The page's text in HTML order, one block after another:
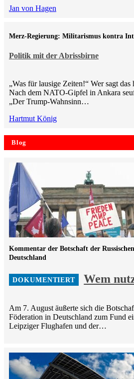
Jan von Hagen
Politik mit der Abrissbirne
Merz-Regierung: Militarismus kontra
„Was für lausige Zeiten!“ Wer sagt das
Nach dem NATO-Gipfel in Ankara
„Der Trump-Wahnsinn…
Hartmut König
Blog
Wem
Kommentar der Botschaft der
Deutschland
Am 7. August äußerte sich die
Föderation in Deutschland zum Fund
Leipziger Flughafen und der…